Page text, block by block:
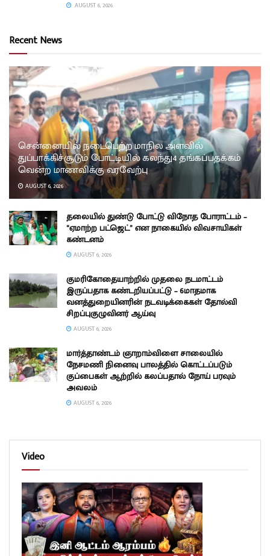
AUGUST 6, 2026
Recent News
சென்னையில் நடைபெற்ற மாநில அளவில்
துப்பாக்கிச்சூடும் போட்டியில் கலந்து4 தங்கப்பதக்கம்
வென்ற மாணவிக்கு வரவேற்பு
AUGUST 6, 2026
தலையில் துண்டு போட்டு விநோத போராட்டம் –
“ஏமாற்ற பட்ஜெட்” என நாகையில் விவசாயிகள்
கண்டனம்
AUGUST 6, 2026
குமரிகோதையாற்றில் முதலை நடமாட்டம்
இருப்பதாக கண்டறியப்பட்டு – 6மாதமாக
வனத்துறையினரின் நடவடிக்கைகள் தோல்வி
சிறப்புகுழுவினர் ஆய்வு
AUGUST 6, 2026
மார்த்தாண்டம் ஞாறாம்விளை சாலையில்
நேசமணி நினைவு பாலத்தில் கொட்டப்படும்
குப்பைகள் ஆற்றில் கலப்பதால் நோய் பரவும்
அவலம்
AUGUST 6, 2026
Video